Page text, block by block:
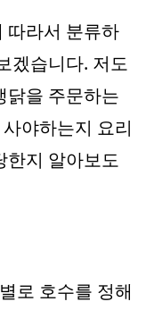
따라서 분류하
겠습니다. 저도
닭을 주문하는
야하는지 요리
한지 알아보도
로 호수를 정해